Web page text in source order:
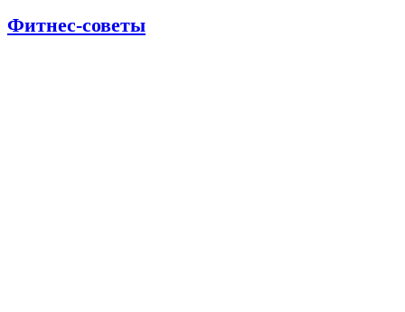
Фитнес-советы